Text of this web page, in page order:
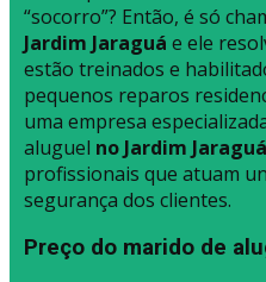
“socorro”? Então, é só
Jardim Jaraguá e ele
estão treinados e
pequenos reparos
uma empresa
aluguel no Jardim Jaraguá
profissionais que atuam
segurança dos clientes.
Preço do marido de